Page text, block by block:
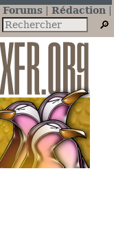
Forums
Rédaction